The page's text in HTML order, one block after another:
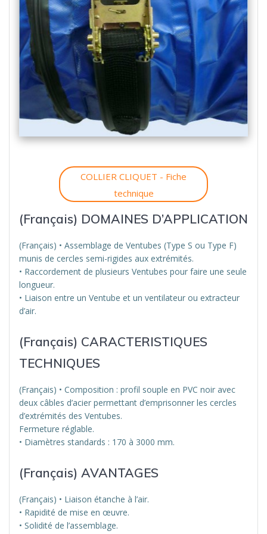
COLLIER CLIQUET - Fiche
technique
(Français) DOMAINES D’APPLICATION
(Français) • Assemblage de Ventubes (Type S ou Type F)
munis de cercles semi-rigides aux extrémités.
• Raccordement de plusieurs Ventubes pour faire une seule
longueur.
• Liaison entre un Ventube et un ventilateur ou extracteur
d’air.
(Français) CARACTERISTIQUES
TECHNIQUES
(Français) • Composition : profil souple en PVC noir avec
deux câbles d’acier permettant d’emprisonner les cercles
d’extrémités des Ventubes.
Fermeture réglable.
• Diamètres standards : 170 à 3000 mm.
(Français) AVANTAGES
(Français) • Liaison étanche à l’air.
• Rapidité de mise en œuvre.
• Solidité de l’assemblage.